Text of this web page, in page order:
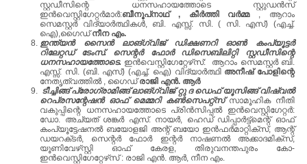
സ്റ്റഡീസിന്റെ ധനസഹായത്തോടെ സ്റ്റുഡന്‍സ്‌
ഇന്‍വെസ്റ്റിഗേറ്റര്‍മാര്‍:ബീനൂപ്‌നാഥ്‌ , കീര്‍ത്തി വര്‍മ്മ , ആറാം
സെമസ്റ്റര്‍ വിദ്യാര്‍ത്ഥികള്‍, ബി. എസ്സ്‌. സി. ( സി. എസ്‌) (എച്ച്‌.
ഐ),ഗൈഡ്‌നീന എം.
ഇന്ത്യന്‍ സൈന്‍ ലാങ്‌ഗ്വിജ്‌ ഡിക്ഷണറി ഓണ്‍ കംപ്യൂട്ടര്‍
റിലേറ്റഡ്‌ ടേംസ്‌. സെന്റര്‍ ഫോര്‍ ഡിസെബിലിറ്റി സ്റ്റഡീസിന്റെ
ധനസഹായത്തോടെ. ഇന്‍വെസ്റ്റിഗേറ്റേഴ്‌സ്‌: ആറാം സെമസ്റ്റര്‍ ബി.
എസ്സ്‌. സി. (ബി. എസ്‌) (എച്ച്‌. ഐ) വിദ്യാര്‍ത്ഥി അനീഷ്‌ പോളിന്റെ
നേതൃത്വത്തില്‍ , ഗൈഡ്‌രാജി എന്‍. ആര്‍
ടീച്ചിങ്ങ്‌ പ്രോഗ്രാമിങ്ങ്‌ ലാങ്‌ഗ്വിജ്‌ റ്റു ദ ഡെഫ്‌ യൂസിങ്ങ്‌ വിഷ്വല്‍
റെപ്രസന്റേഷന്‍ ഓഫ്‌ മെമ്മറി കണ്‍സെപറ്റ്‌സ്‌സാമൂഹിക നീതി
വകുപ്പിന്റെ ധനസഹായത്തോടെ പ്രിന്‍സിപ്പല്‍ ഇന്‍വെസ്റ്റിഗേറ്റര്‍:
ഡോ. അച്യത്‌ ശങ്കര്‍ എസ്‌. നായര്‍, ഹെഡ്‌ ഡിപ്പാര്‍ട്ട്‌മെന്റ്‌ ഓഫ്‌
കംപ്യൂട്ടേഷനല്‍ ബയോളജി അന്റ്‌ ബയോ ഇന്‍ഫര്‍മാറ്റിക്‌സ്‌, ആന്റ്‌
ഡയറക്‌ടര്‍, സെന്റര്‍ ഫോര്‍ ഇന്റര്‍ നാഷണല്‍ അക്കാദമിക്‌സ്‌,
യൂണിവേഴ്‌സ്റ്റി ഓഫ്‌ കേരള, തിരുവനന്തപുരം കോ-
ഇന്‍വെസ്റ്റിഗേറ്റേഴ്‌സ്‌ : രാജി എന്‍. ആര്‍, നീന എം.